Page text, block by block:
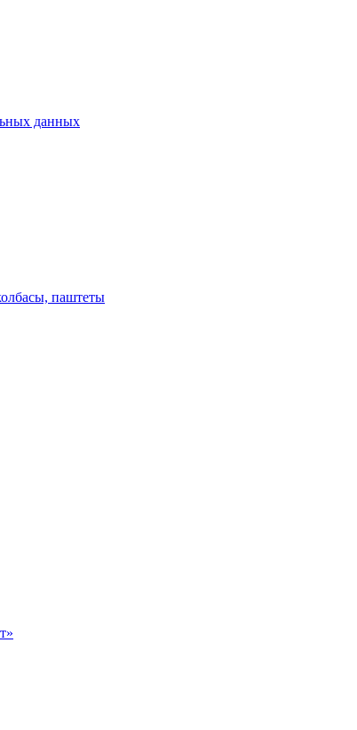
данных
паштеты